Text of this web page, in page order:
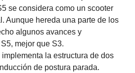
se considera como un scooter
Aunque hereda una parte de los
algunos avances y
mejor que S3.
la estructura de dos
de postura parada.